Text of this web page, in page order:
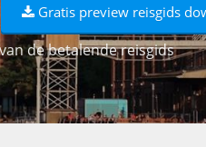
Gratis preview reisgids
de betalende reisgids